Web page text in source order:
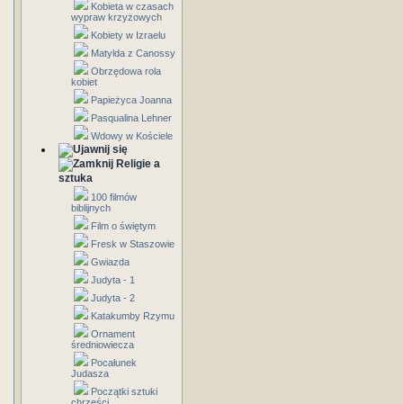
Kobieta w czasach
wypraw krzyżowych
Kobiety w Izraelu
Matylda z Canossy
Obrzędowa rola
kobiet
Papieżyca Joanna
Pasqualina Lehner
Wdowy w Kościele
Religie a
sztuka
100 filmów
biblijnych
Film o świętym
Fresk w Staszowie
Gwiazda
Judyta - 1
Judyta - 2
Katakumby Rzymu
Ornament
średniowiecza
Pocałunek
Judasza
Początki sztuki